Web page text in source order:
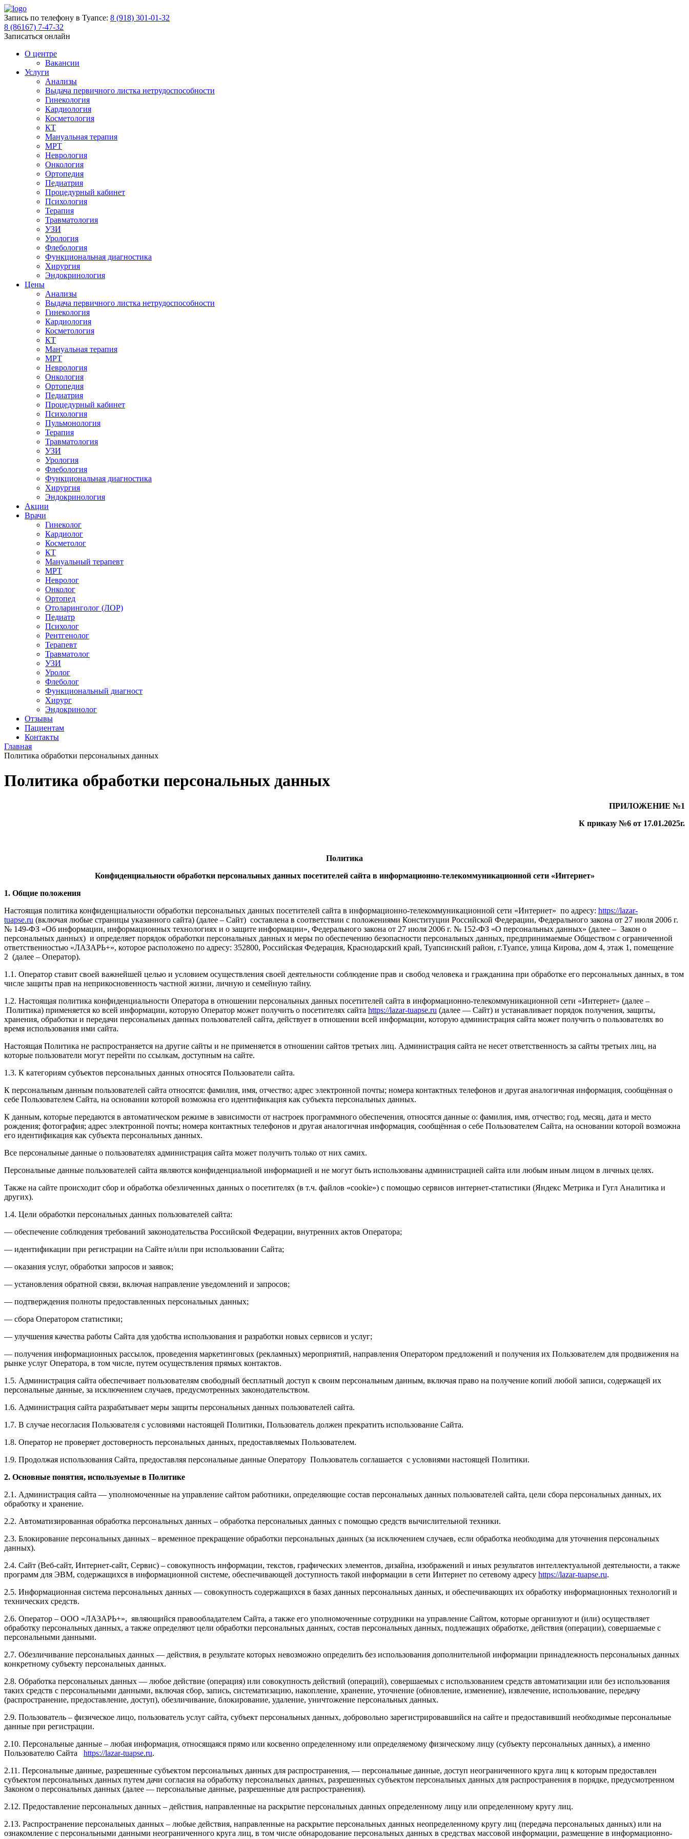
Запись по телефону в Туапсе: 8 (918) 301-01-32
8 (86167) 7-47-32
Записаться онлайн
О центре
Вакансии
Услуги
Анализы
Выдача первичного листка нетрудоспособности
Гинекология
Кардиология
Косметология
КТ
Мануальная терапия
МРТ
Неврология
Онкология
Ортопедия
Педиатрия
Процедурный кабинет
Психология
Терапия
Травматология
УЗИ
Урология
Флебология
Функциональная диагностика
Хирургия
Эндокринология
Цены
Анализы
Выдача первичного листка нетрудоспособности
Гинекология
Кардиология
Косметология
КТ
Мануальная терапия
МРТ
Неврология
Онкология
Ортопедия
Педиатрия
Процедурный кабинет
Психология
Пульмонология
Терапия
Травматология
УЗИ
Урология
Флебология
Функциональная диагностика
Хирургия
Эндокринология
Акции
Врачи
Гинеколог
Кардиолог
Косметолог
КТ
Мануальный терапевт
МРТ
Невролог
Онколог
Ортопед
Отоларинголог (ЛОР)
Педиатр
Психолог
Рентгенолог
Терапевт
Травматолог
УЗИ
Уролог
Флеболог
Функциональный диагност
Хирург
Эндокринолог
Отзывы
Пациентам
Контакты
Главная
Политика обработки персональных данных
Политика обработки персональных данных
ПРИЛОЖЕНИЕ №1
К приказу №6 от 17.01.2025г.
Политика
Конфиденциальностиобработки персональных данных посетителей сайта в информационно-телекоммуникационной сети «Интернет»
1. Общие положения
Настоящая политика конфиденциальности обработки персональных данных посетителей сайта в информационно-телекоммуникационной сети «Интернет» по адресу: https://lazar-
tuapse.ru (включая любые страницы указанного сайта) (далее – Сайт) составлена в соответствии с положениями Конституции Российской Федерации, Федерального закона от 27 июля 2006 г.
№ 149-ФЗ «Об информации, информационных технологиях и о защите информации», Федерального закона от 27 июля 2006 г. № 152-ФЗ «О персональных данных» (далее – Закон о
персональных данных) и определяет порядок обработки персональных данных и меры по обеспечению безопасности персональных данных, предпринимаемые Обществом с ограниченной
ответственностью «ЛАЗАРЬ+», которое расположено по адресу: 352800, Российская Федерация, Краснодарский край, Туапсинский район, г.Туапсе, улица Кирова, дом 4, этаж 1, помещение
2 (далее – Оператор).
1.1. Оператор ставит своей важнейшей целью и условием осуществления своей деятельности соблюдение прав и свобод человека и гражданина при обработке его персональных данных, в том
числе защиты прав на неприкосновенность частной жизни, личную и семейную тайну.
1.2. Настоящая политика конфиденциальности Оператора в отношении персональных данных посетителей сайта в информационно-телекоммуникационной сети «Интернет» (далее –
Политика) применяется ко всей информации, которую Оператор может получить о посетителях сайта https://lazar-tuapse.ru (далее — Сайт) и устанавливает порядок получения, защиты,
хранения, обработки и передачи персональных данных пользователей сайта, действует в отношении всей информации, которую администрация сайта может получить о пользователях во
время использования ими сайта.
Настоящая Политика не распространяется на другие сайты и не применяется в отношении сайтов третьих лиц. Администрация сайта не несет ответственность за сайты третьих лиц, на
которые пользователи могут перейти по ссылкам, доступным на сайте.
1.3. К категориям субъектов персональных данных относятся Пользователи сайта.
К персональным данным пользователей сайта относятся: фамилия, имя, отчество; адрес электронной почты; номера контактных телефонов и другая аналогичная информация, сообщённая о
себе Пользователем Сайта, на основании которой возможна его идентификация как субъекта персональных данных.
К данным, которые передаются в автоматическом режиме в зависимости от настроек программного обеспечения, относятся данные о: фамилия, имя, отчество; год, месяц, дата и место
рождения; фотография; адрес электронной почты; номера контактных телефонов и другая аналогичная информация, сообщённая о себе Пользователем Сайта, на основании которой возможна
его идентификация как субъекта персональных данных.
Все персональные данные о пользователях администрация сайта может получить только от них самих.
Персональные данные пользователей сайта являются конфиденциальной информацией и не могут быть использованы администрацией сайта или любым иным лицом в личных целях.
Также на сайте происходит сбор и обработка обезличенных данных о посетителях (в т.ч. файлов «cookie») с помощью сервисов интернет-статистики (Яндекс Метрика и Гугл Аналитика и
других).
1.4. Цели обработки персональных данных пользователей сайта:
— обеспечение соблюдения требований законодательства Российской Федерации, внутренних актов Оператора;
— идентификации при регистрации на Сайте и/или при использовании Сайта;
— оказания услуг, обработки запросов и заявок;
— установления обратной связи, включая направление уведомлений и запросов;
— подтверждения полноты предоставленных персональных данных;
— сбора Оператором статистики;
— улучшения качества работы Сайта для удобства использования и разработки новых сервисов и услуг;
— получения информационных рассылок, проведения маркетинговых (рекламных) мероприятий, направления Оператором предложений и получения их Пользователем для продвижения на
рынке услуг Оператора, в том числе, путем осуществления прямых контактов.
1.5. Администрация сайта обеспечивает пользователям свободный бесплатный доступ к своим персональным данным, включая право на получение копий любой записи, содержащей их
персональные данные, за исключением случаев, предусмотренных законодательством.
1.6. Администрация сайта разрабатывает меры защиты персональных данных пользователей сайта.
1.7. В случае несогласия Пользователя с условиями настоящей Политики, Пользователь должен прекратить использование Сайта.
1.8. Оператор не проверяет достоверность персональных данных, предоставляемых Пользователем.
1.9. Продолжая использования Сайта, предоставляя персональные данные Оператору Пользователь соглашается с условиями настоящей Политики.
2. Основные понятия, используемые в Политике
2.1. Администрация сайта — уполномоченные на управление сайтом работники, определяющие состав персональных данных пользователей сайта, цели сбора персональных данных, их
обработку и хранение.
2.2. Автоматизированная обработка персональных данных – обработка персональных данных с помощью средств вычислительной техники.
2.3. Блокирование персональных данных – временное прекращение обработки персональных данных (за исключением случаев, если обработка необходима для уточнения персональных
данных).
2.4. Сайт (Веб-сайт, Интернет-сайт, Сервис) – совокупность информации, текстов, графических элементов, дизайна, изображений и иных результатов интеллектуальной деятельности, а также
программ для ЭВМ, содержащихся в информационной системе, обеспечивающей доступность такой информации в сети Интернет по сетевому адресу https://lazar-tuapse.ru.
2.5. Информационная система персональных данных — совокупность содержащихся в базах данных персональных данных, и обеспечивающих их обработку информационных технологий и
технических средств.
2.6. Оператор – ООО «ЛАЗАРЬ+», являющийся правообладателем Сайта, а также его уполномоченные сотрудники на управление Сайтом, которые организуют и (или) осуществляет
обработку персональных данных, а также определяют цели обработки персональных данных, состав персональных данных, подлежащих обработке, действия (операции), совершаемые с
персональными данными.
2.7. Обезличивание персональных данных — действия, в результате которых невозможно определить без использования дополнительной информации принадлежность персональных данных
конкретному субъекту персональных данных.
2.8. Обработка персональных данных — любое действие (операция) или совокупность действий (операций), совершаемых с использованием средств автоматизации или без использования
таких средств с персональными данными, включая сбор, запись, систематизацию, накопление, хранение, уточнение (обновление, изменение), извлечение, использование, передачу
(распространение, предоставление, доступ), обезличивание, блокирование, удаление, уничтожение персональных данных.
2.9. Пользователь – физическое лицо, пользователь услуг сайта, субъект персональных данных, добровольно зарегистрировавшийся на сайте и предоставивший необходимые персональные
данные при регистрации.
2.10. Персональные данные – любая информация, относящаяся прямо или косвенно определенному или определяемому физическому лицу (субъекту персональных данных), а именно
Пользователю Сайта https://lazar-tuapse.ru.
2.11. Персональные данные, разрешенные субъектом персональных данных для распространения, — персональные данные, доступ неограниченного круга лиц к которым предоставлен
субъектом персональных данных путем дачи согласия на обработку персональных данных, разрешенных субъектом персональных данных для распространения в порядке, предусмотренном
Законом о персональных данных (далее — персональные данные, разрешенные для распространения).
2.12. Предоставление персональных данных – действия, направленные на раскрытие персональных данных определенному лицу или определенному кругу лиц.
2.13. Распространение персональных данных – любые действия, направленные на раскрытие персональных данных неопределенному кругу лиц (передача персональных данных) или на
ознакомление с персональными данными неограниченного круга лиц, в том числе обнародование персональных данных в средствах массовой информации, размещение в информационно-